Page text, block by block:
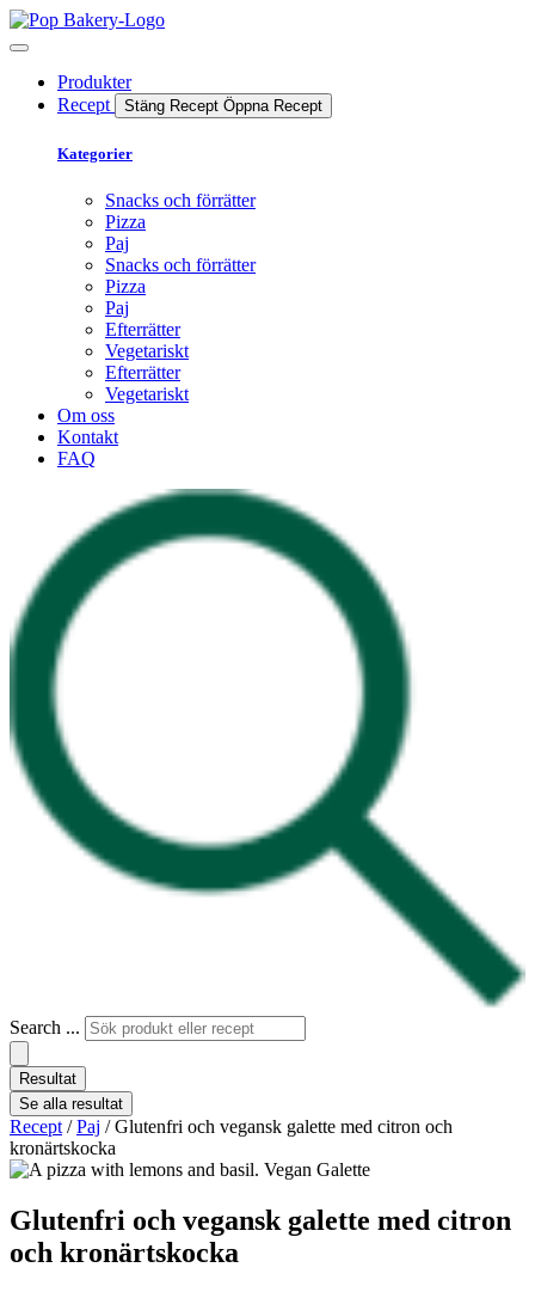
Produkter
Recept
Stäng Recept Öppna Recept
Kategorier
Snacks och förrätter
Pizza
Paj
Snacks och förrätter
Pizza
Paj
Efterrätter
Vegetariskt
Efterrätter
Vegetariskt
Om oss
Kontakt
FAQ
Search ...
Resultat
Se alla resultat
Recept /Paj /Glutenfri och vegansk galette med citron och
kronärtskocka
Glutenfri och vegansk galette med citron
och kronärtskocka